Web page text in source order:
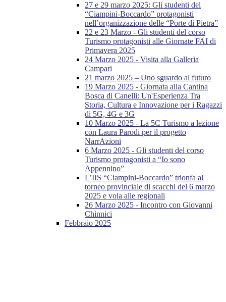
27 e 29 marzo 2025: Gli studenti del
“Ciampini-Boccardo” protagonisti
nell’organizzazione delle “Porte di Pietra”
22 e 23 Marzo - Gli studenti del corso
Turismo protagonisti alle Giornate FAI di
Primavera 2025
24 Marzo 2025 - Visita alla Galleria
Campari
21 marzo 2025 – Uno sguardo al futuro
19 Marzo 2025 - Giornata alla Cantina
Bosca di Canelli: Un'Esperienza Tra
Storia, Cultura e Innovazione per i Ragazzi
di 5G, 4G e 3G
10 Marzo 2025 - La 5C Turismo a lezione
con Laura Parodi per il progetto
NarrAzioni
6 Marzo 2025 - Gli studenti del corso
Turismo protagonisti a “Io sono
Appennino”
L’IIS “Ciampini-Boccardo” trionfa al
torneo provinciale di scacchi del 6 marzo
2025 e vola alle regionali
26 Marzo 2025 - Incontro con Giovanni
Chinnici
Febbraio 2025